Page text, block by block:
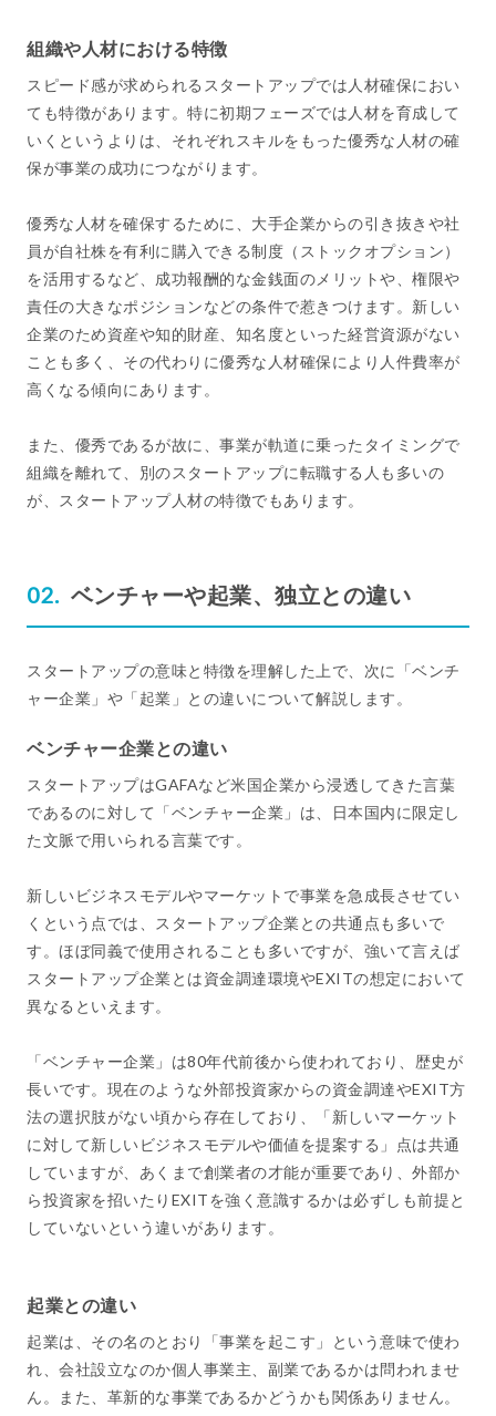
組織や人材における特徴
スピード感が求められるスタートアップでは人材確保におい
ても特徴があります。特に初期フェーズでは人材を育成して
いくというよりは、それぞれスキルをもった優秀な人材の確
保が事業の成功につながります。
優秀な人材を確保するために、大手企業からの引き抜きや社
員が自社株を有利に購入できる制度（ストックオプション）
を活用するなど、成功報酬的な金銭面のメリットや、権限や
責任の大きなポジションなどの条件で惹きつけます。新しい
企業のため資産や知的財産、知名度といった経営資源がない
ことも多く、その代わりに優秀な人材確保により人件費率が
高くなる傾向にあります。
また、優秀であるが故に、事業が軌道に乗ったタイミングで
組織を離れて、別のスタートアップに転職する人も多いの
が、スタートアップ人材の特徴でもあります。
ベンチャーや起業、独立との違い
スタートアップの意味と特徴を理解した上で、次に「ベンチ
ャー企業」や「起業」との違いについて解説します。
ベンチャー企業との違い
スタートアップはGAFAなど米国企業から浸透してきた言葉
であるのに対して「ベンチャー企業」は、日本国内に限定し
た文脈で用いられる言葉です。
新しいビジネスモデルやマーケットで事業を急成長させてい
くという点では、スタートアップ企業との共通点も多いで
す。ほぼ同義で使用されることも多いですが、強いて言えば
スタートアップ企業とは資金調達環境やEXITの想定において
異なるといえます。
「ベンチャー企業」は80年代前後から使われており、歴史が
長いです。現在のような外部投資家からの資金調達やEXIT方
法の選択肢がない頃から存在しており、「新しいマーケット
に対して新しいビジネスモデルや価値を提案する」点は共通
していますが、あくまで創業者の才能が重要であり、外部か
ら投資家を招いたりEXITを強く意識するかは必ずしも前提と
していないという違いがあります。
起業との違い
起業は、その名のとおり「事業を起こす」という意味で使わ
れ、会社設立なのか個人事業主、副業であるかは問われませ
ん。また、革新的な事業であるかどうかも関係ありません。